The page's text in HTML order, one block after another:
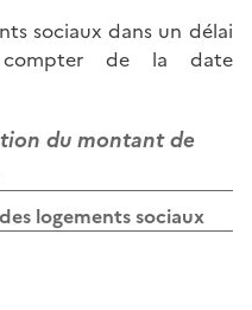
sociaux dans un délai
de la date
du montant de
logements sociaux